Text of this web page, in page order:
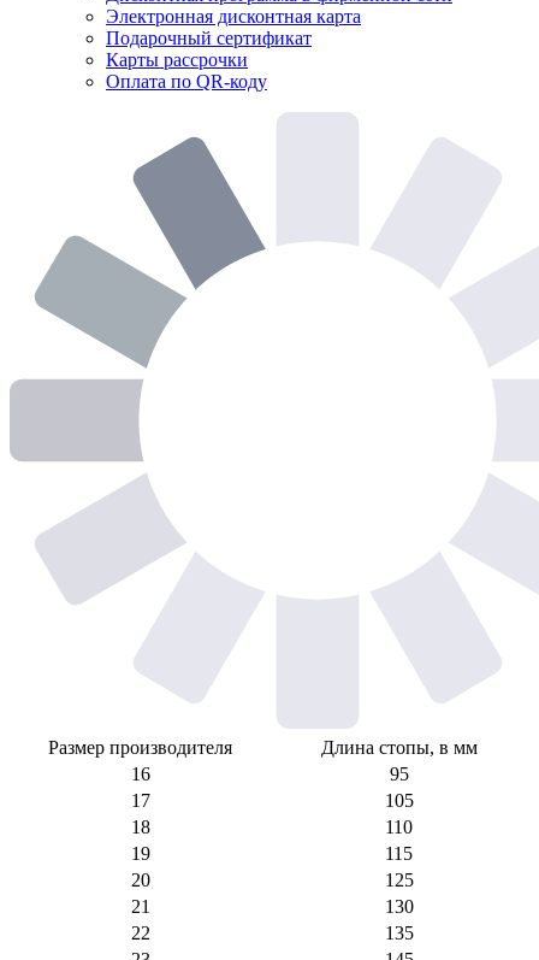
Электронная дисконтная карта
Подарочный сертификат
Карты рассрочки
Оплата по QR-коду
Размер производителя
Длина стопы, в мм
16
95
17
105
18
110
19
115
20
125
21
130
22
135